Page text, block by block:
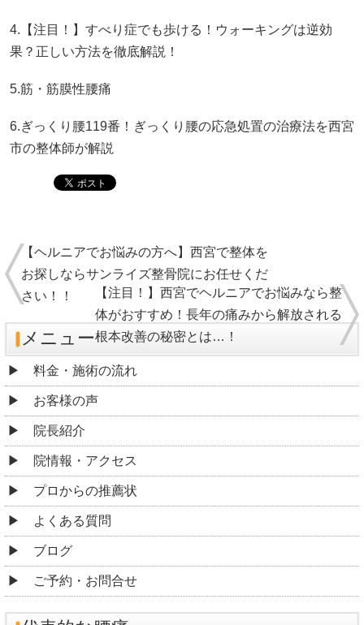
4.【注目！】すべり症でも歩ける！ウォーキングは逆効
果？正しい方法を徹底解説！
5.筋・筋膜性腰痛
6.ぎっくり腰119番！ぎっくり腰の応急処置の治療法を西宮
市の整体師が解説
【ヘルニアでお悩みの方へ】西宮で整体を
お探しならサンライズ整骨院にお任せくだ
さい！！
【注目！】西宮でヘルニアでお悩みなら整
体がおすすめ！長年の痛みから解放される
根本改善の秘密とは…！
メニュー
料金・施術の流れ
お客様の声
院長紹介
院情報・アクセス
プロからの推薦状
よくある質問
ブログ
ご予約・お問合せ